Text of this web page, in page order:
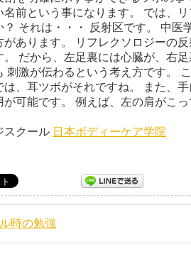
名前という事になります。 では、
？ それは・・・ 反射区です。 中医
があります。 リフレクソロジーの
。 だから、左足裏には心臓が、右
刺激が伝わるという考え方です。
は、耳ツボがそれですね。 また、
が可能です。 例えば、左の肩がこ
スクール 日本ボディーケア学院
時の勉強